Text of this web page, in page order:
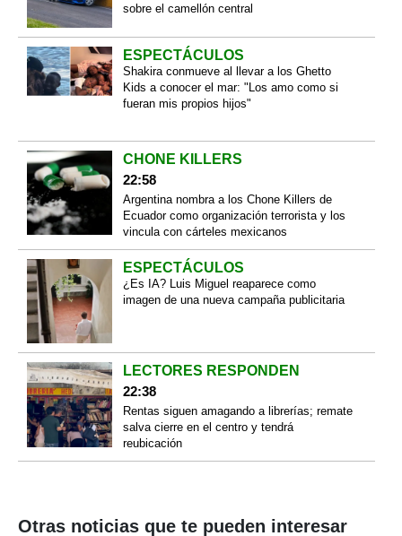
sobre el camellón central
ESPECTÁCULOS
Shakira conmueve al llevar a los Ghetto
Kids a conocer el mar: "Los amo como si
fueran mis propios hijos"
CHONE KILLERS
22:58
Argentina nombra a los Chone Killers de
Ecuador como organización terrorista y los
vincula con cárteles mexicanos
ESPECTÁCULOS
¿Es IA? Luis Miguel reaparece como
imagen de una nueva campaña publicitaria
LECTORES RESPONDEN
22:38
Rentas siguen amagando a librerías; remate
salva cierre en el centro y tendrá
reubicación
Otras noticias que te pueden interesar